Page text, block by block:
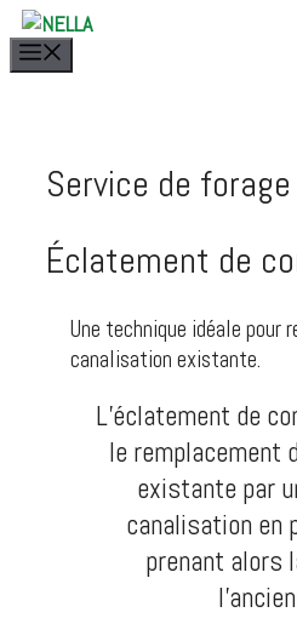
Aller
au
contenu
Service de forage
Éclatement de
Une technique idéale pour
canalisation existante.
L’éclatement de
le remplacement
existante par
canalisation en
prenant alors